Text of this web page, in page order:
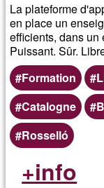
La plateforme
en place un
efficients, dans un
Puissant. Sûr.
Formation
Catalogne
Rosselló
+info